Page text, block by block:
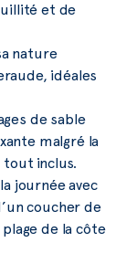
et de
nature
idéales
de sable
malgré la
tout inclus.
journée avec
coucher de
de la côte